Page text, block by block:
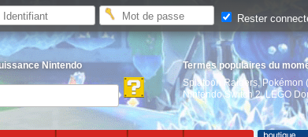
Nintendo
Termes populaires du
Splatoon Raiders, Pokémon
Nintendo Switch 2,LEGO
Rester